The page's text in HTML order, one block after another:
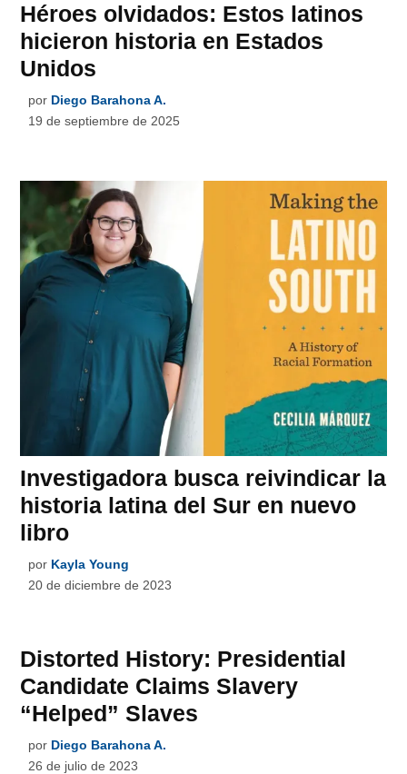
Héroes olvidados: Estos latinos
hicieron historia en Estados
Unidos
por Diego Barahona A.
19 de septiembre de 2025
Investigadora busca reivindicar la
historia latina del Sur en nuevo
libro
por Kayla Young
20 de diciembre de 2023
Distorted History: Presidential
Candidate Claims Slavery
“Helped” Slaves
por Diego Barahona A.
26 de julio de 2023